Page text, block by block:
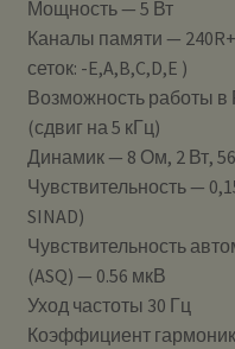
Мощность — 5 Вт
Каналы памяти —
сеток: -E,A,B,C,D,E )
Возможность работы в
(сдвиг на 5 кГц)
Динамик — 8 Ом, 2 Вт,
Чувствительность —
SINAD)
Чувствительность
(ASQ) — 0.56 мкВ
Уход частоты 30 Гц
Коэффициент